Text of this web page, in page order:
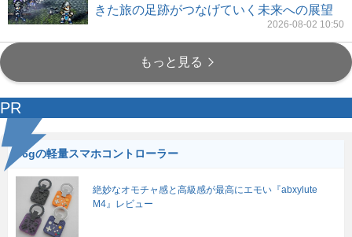
きた旅の足跡がつなげていく未来への展望
2026-08-02 10:50
もっと見る
PR
56gの軽量スマホコントローラー
絶妙なオモチャ感と高級感が最高にエモい『abxylute
M4』レビュー